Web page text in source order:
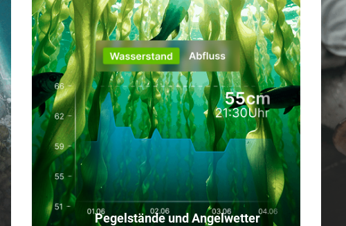
Pegelstände und Angelwetter